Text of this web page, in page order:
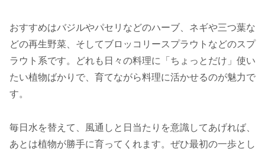
おすすめはバジルやパセリなどのハーブ、ネギや三つ葉な
どの再生野菜、そしてブロッコリースプラウトなどのスプ
ラウト系です。どれも日々の料理に「ちょっとだけ」使い
たい植物ばかりで、育てながら料理に活かせるのが魅力で
す。
毎日水を替えて、風通しと日当たりを意識してあげれば、
あとは植物が勝手に育ってくれます。ぜひ最初の一歩とし